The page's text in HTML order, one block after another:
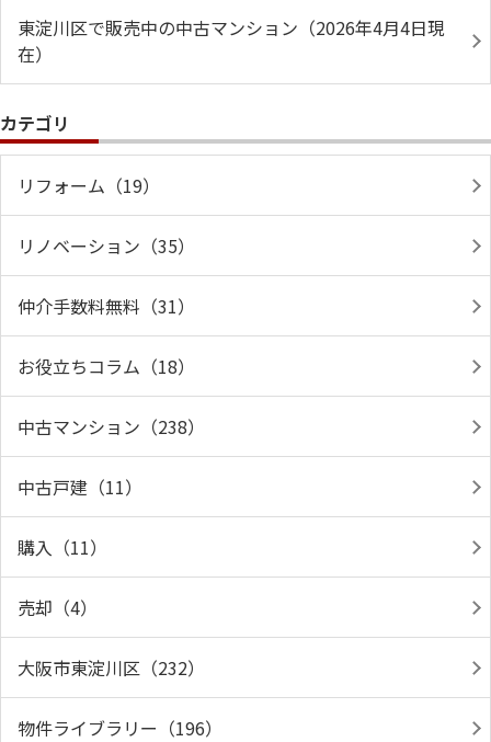
東淀川区で販売中の中古マンション（2026年4月4日現
在）
カテゴリ
リフォーム（19）
リノベーション（35）
仲介手数料無料（31）
お役立ちコラム（18）
中古マンション（238）
中古戸建（11）
購入（11）
売却（4）
大阪市東淀川区（232）
物件ライブラリー（196）